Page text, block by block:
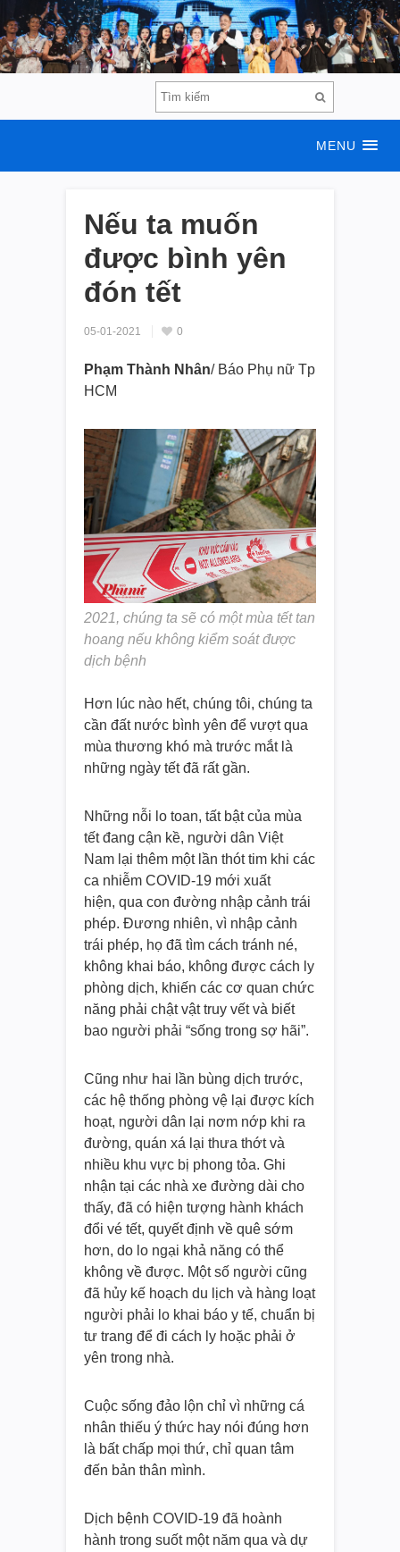
MENU
Nếu ta muốn
được bình yên
đón tết
05-01-2021 0
Phạm Thành Nhân/ Báo Phụ nữ Tp
HCM
2021, chúng ta sẽ có một mùa tết tan
hoang nếu không kiểm soát được
dịch bệnh
Hơn lúc nào hết, chúng tôi, chúng ta
cần đất nước bình yên để vượt qua
mùa thương khó mà trước mắt là
những ngày tết đã rất gần.
Những nỗi lo toan, tất bật của mùa
tết đang cận kề, người dân Việt
Nam lại thêm một lần thót tim khi các
ca nhiễm COVID-19 mới xuất
hiện, qua con đường nhập cảnh trái
phép. Đương nhiên, vì nhập cảnh
trái phép, họ đã tìm cách tránh né,
không khai báo, không được cách ly
phòng dịch, khiến các cơ quan chức
năng phải chật vật truy vết và biết
bao người phải “sống trong sợ hãi”.
Cũng như hai lần bùng dịch trước,
các hệ thống phòng vệ lại được kích
hoạt, người dân lại nơm nớp khi ra
đường, quán xá lại thưa thớt và
nhiều khu vực bị phong tỏa. Ghi
nhận tại các nhà xe đường dài cho
thấy, đã có hiện tượng hành khách
đổi vé tết, quyết định về quê sớm
hơn, do lo ngại khả năng có thể
không về được. Một số người cũng
đã hủy kế hoạch du lịch và hàng loạt
người phải lo khai báo y tế, chuẩn bị
tư trang để đi cách ly hoặc phải ở
yên trong nhà.
Cuộc sống đảo lộn chỉ vì những cá
nhân thiếu ý thức hay nói đúng hơn
là bất chấp mọi thứ, chỉ quan tâm
đến bản thân mình.
Dịch bệnh COVID-19 đã hoành
hành trong suốt một năm qua và dự